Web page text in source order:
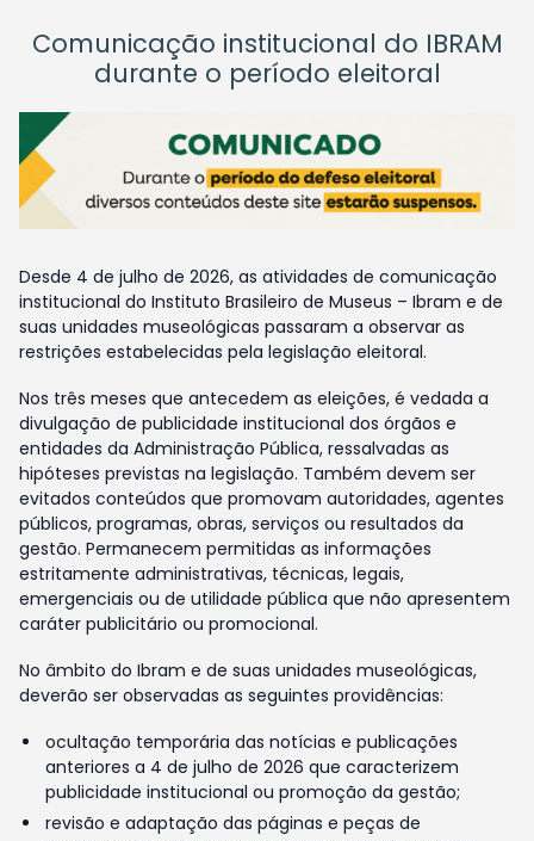
Comunicação institucional do IBRAM
durante o período eleitoral
Desde 4 de julho de 2026, as atividades de comunicação
institucional do Instituto Brasileiro de Museus – Ibram e de
suas unidades museológicas passaram a observar as
restrições estabelecidas pela legislação eleitoral.
Nos três meses que antecedem as eleições, é vedada a
divulgação de publicidade institucional dos órgãos e
entidades da Administração Pública, ressalvadas as
hipóteses previstas na legislação. Também devem ser
evitados conteúdos que promovam autoridades, agentes
públicos, programas, obras, serviços ou resultados da
gestão. Permanecem permitidas as informações
estritamente administrativas, técnicas, legais,
emergenciais ou de utilidade pública que não apresentem
caráter publicitário ou promocional.
No âmbito do Ibram e de suas unidades museológicas,
deverão ser observadas as seguintes providências:
ocultação temporária das notícias e publicações
anteriores a 4 de julho de 2026 que caracterizem
publicidade institucional ou promoção da gestão;
revisão e adaptação das páginas e peças de